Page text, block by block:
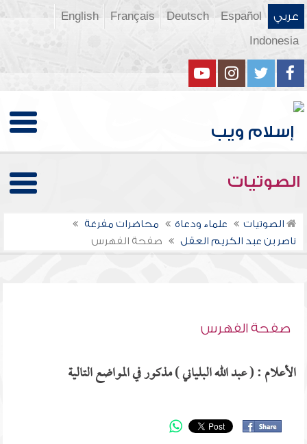
عربي Español
Deutsch
Français
English
Indonesia
الصوتيات
الصوتيات علماء ودعاة
محاضرات مفرغة
ناصر بن عبد الكريم العقل
صفحة الفهرس
صفحة الفهرس
الأعلام : ( عبد الله البلياني ) مذكور في المواضع التالية